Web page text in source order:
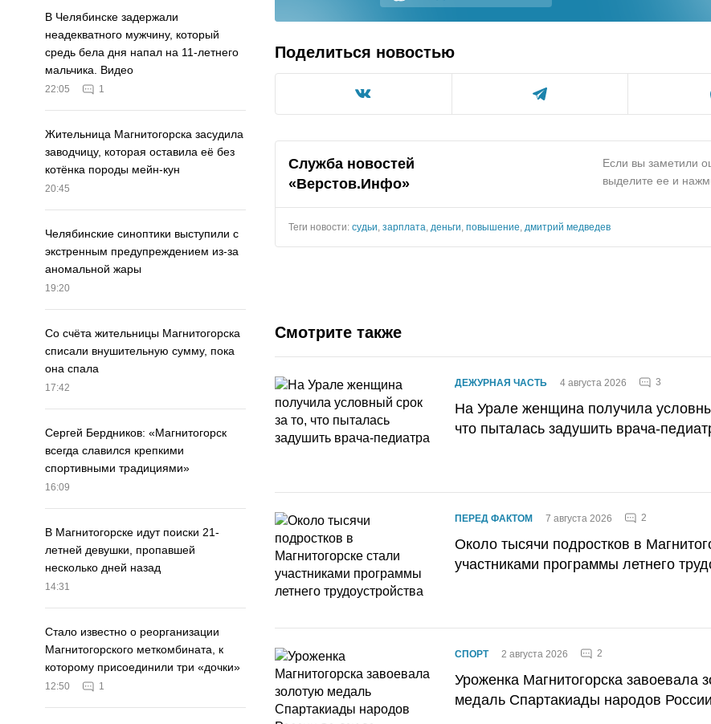
В Челябинске задержали
неадекватного мужчину, который
средь бела дня напал на 11-летнего
мальчика. Видео
22:05 1
Жительница Магнитогорска засудила
заводчицу, которая оставила её без
котёнка породы мейн-кун
20:45
Челябинские синоптики выступили с
экстренным предупреждением из-за
аномальной жары
19:20
Со счёта жительницы Магнитогорска
списали внушительную сумму, пока
она спала
17:42
Сергей Бердников: «Магнитогорск
всегда славился крепкими
спортивными традициями»
16:09
В Магнитогорске идут поиски 21-
летней девушки, пропавшей
несколько дней назад
14:31
Стало известно о реорганизации
Магнитогорского меткомбината, к
которому присоединили три «дочки»
12:50 1
Поделиться новостью
Служба новостей
«Верстов.Инфо»
Если вы заметили
выделите ее и
Теги новости: судьи зарплата деньги повышение дмитрий медведев
Смотрите также
ДЕЖУРНАЯ ЧАСТЬ 4 августа 2026 3
На Урале женщина получила
что пыталась задушить врача-
ПЕРЕД ФАКТОМ 7 августа 2026 2
Около тысячи подростков в
участниками программы летнего
СПОРТ 2 августа 2026 2
Уроженка Магнитогорска завоевала
медаль Спартакиады народов